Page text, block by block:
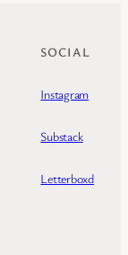
SOCIAL
Instagram
Substack
Letterboxd